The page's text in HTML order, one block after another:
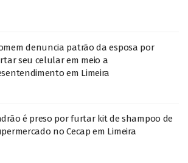
denuncia patrão da esposa por
seu celular em meio a
em Limeira
é preso por furtar kit de shampoo de
no Cecap em Limeira